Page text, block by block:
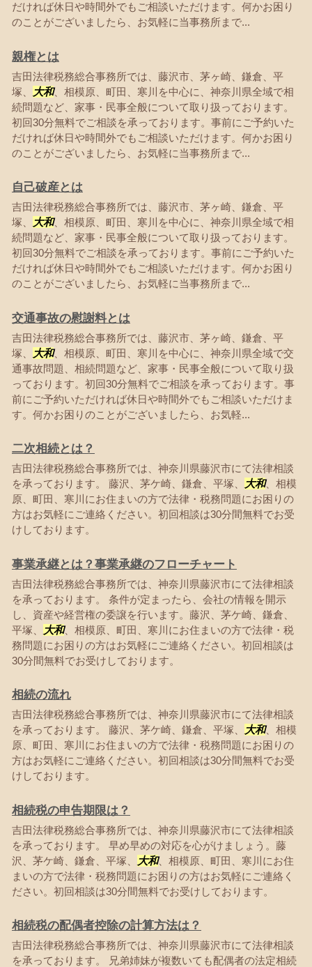
だければ休日や時間外でもご相談いただけます。何かお困り
のことがございましたら、お気軽に当事務所まで...
親権とは
吉田法律税務総合事務所では、藤沢市、茅ヶ崎、鎌倉、平
塚、
大和、相模原、町田、寒川を中心に、神奈川県全域で相
続問題など、家事・民事全般について取り扱っております。
初回30分無料でご相談を承っております。事前にご予約いた
だければ休日や時間外でもご相談いただけます。何かお困り
のことがございましたら、お気軽に当事務所まで...
自己破産とは
吉田法律税務総合事務所では、藤沢市、茅ヶ崎、鎌倉、平
塚、
大和、相模原、町田、寒川を中心に、神奈川県全域で相
続問題など、家事・民事全般について取り扱っております。
初回30分無料でご相談を承っております。事前にご予約いた
だければ休日や時間外でもご相談いただけます。何かお困り
のことがございましたら、お気軽に当事務所まで...
交通事故の慰謝料とは
吉田法律税務総合事務所では、藤沢市、茅ヶ崎、鎌倉、平
塚、
大和、相模原、町田、寒川を中心に、神奈川県全域で交
通事故問題、相続問題など、家事・民事全般について取り扱
っております。初回30分無料でご相談を承っております。事
前にご予約いただければ休日や時間外でもご相談いただけま
す。何かお困りのことがございましたら、お気軽...
二次相続とは？
吉田法律税務総合事務所では、神奈川県藤沢市にて法律相談
を承っております。 藤沢、茅ケ崎、鎌倉、平塚、
大和、相模
原、町田、寒川にお住まいの方で法律・税務問題にお困りの
方はお気軽にご連絡ください。初回相談は30分間無料でお受
けしております。
事業承継とは？事業承継のフローチャート
吉田法律税務総合事務所では、神奈川県藤沢市にて法律相談
を承っております。 条件が定まったら、会社の情報を開示
し、資産や経営権の委譲を行います。藤沢、茅ケ崎、鎌倉、
平塚、
大和、相模原、町田、寒川にお住まいの方で法律・税
務問題にお困りの方はお気軽にご連絡ください。初回相談は
30分間無料でお受けしております。
相続の流れ
吉田法律税務総合事務所では、神奈川県藤沢市にて法律相談
を承っております。 藤沢、茅ケ崎、鎌倉、平塚、
大和、相模
原、町田、寒川にお住まいの方で法律・税務問題にお困りの
方はお気軽にご連絡ください。初回相談は30分間無料でお受
けしております。
相続税の申告期限は？
吉田法律税務総合事務所では、神奈川県藤沢市にて法律相談
を承っております。 早め早めの対応を心がけましょう。藤
沢、茅ケ崎、鎌倉、平塚、
大和、相模原、町田、寒川にお住
まいの方で法律・税務問題にお困りの方はお気軽にご連絡く
ださい。初回相談は30分間無料でお受けしております。
相続税の配偶者控除の計算方法は？
吉田法律税務総合事務所では、神奈川県藤沢市にて法律相談
を承っております。 兄弟姉妹が複数いても配偶者の法定相続